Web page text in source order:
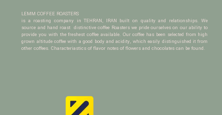
LEMM COFFEE ROASTERS
is a roasting company in TEHRAN, IRAN built on quality and relationships. We
source and hand roast distinctive coffee Roasters we pride ourselves on our ability to
provide you with the freshest coffee available. Our coffee has been selected from high
grown altitude coffee with a good body and acidity, which easily distinguished it from
other coffees. Characteriastics of flavor notes of flowers and chocolates can be found.